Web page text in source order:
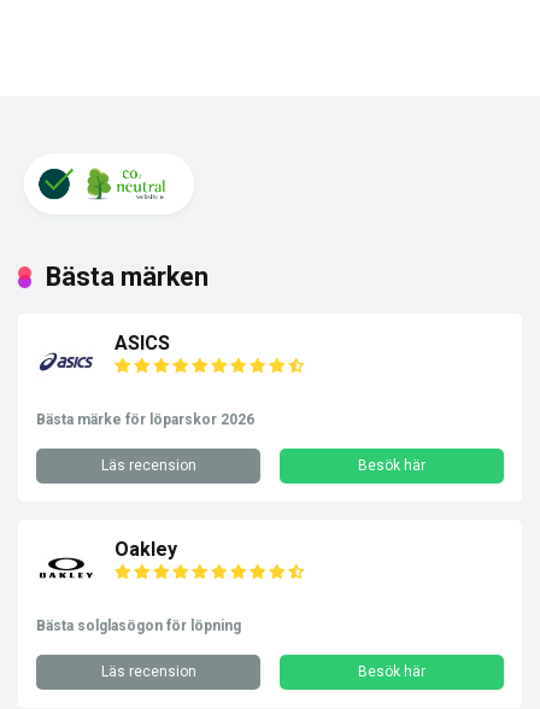
Bästa märken
ASICS
Bästa märke för löparskor 2026
Läs recension Besök här
Oakley
Bästa solglasögon för löpning
Läs recension Besök här